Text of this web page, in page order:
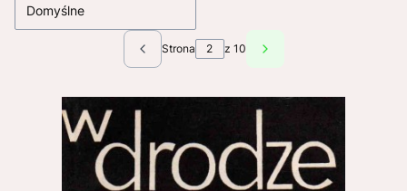
Domyślne
Poprzednie produkty
Strona z 10 Następne produkty